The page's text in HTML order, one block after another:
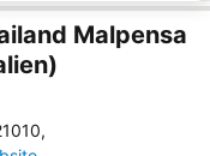
Malpensa
,